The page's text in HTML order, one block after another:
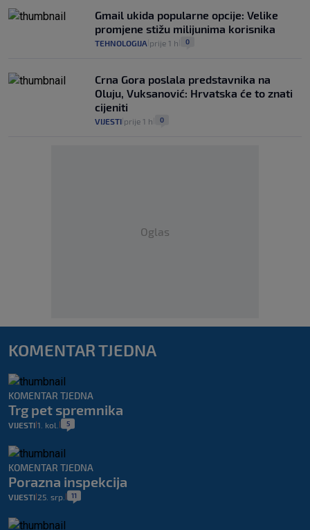
Gmail ukida popularne opcije: Velike
promjene stižu milijunima korisnika
TEHNOLOGIJA prije 1 h 0
Crna Gora poslala predstavnika na
Oluju, Vuksanović: Hrvatska će to znati
cijeniti
VIJESTI prije 1 h 0
Oglas
KOMENTAR TJEDNA
KOMENTAR TJEDNA
Trg pet spremnika
VIJESTI 1. kol. 5
KOMENTAR TJEDNA
Porazna inspekcija
VIJESTI 25. srp. 11